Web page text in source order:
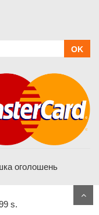
OK
оголошень
s.